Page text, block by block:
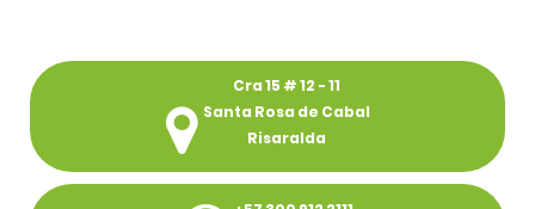
Cra 15 # 12 - 11
Santa Rosa de Cabal
Risaralda